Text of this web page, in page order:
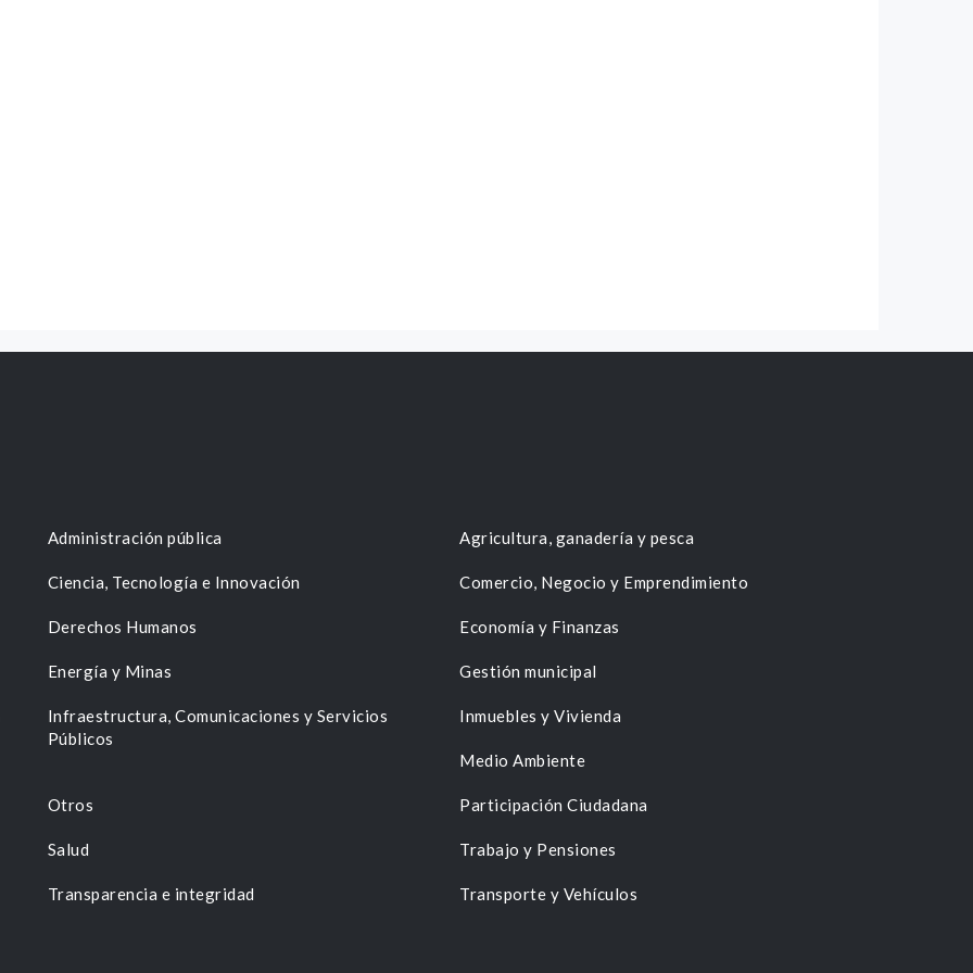
Administración pública Agricultura, ganadería y pesca
Ciencia, Tecnología e Innovación Comercio, Negocio y Emprendimiento
Derechos Humanos Economía y Finanzas
Energía y Minas Gestión municipal
Infraestructura, Comunicaciones y Servicios
Públicos
Inmuebles y Vivienda
Medio Ambiente
Otros Participación Ciudadana
Salud Trabajo y Pensiones
Transparencia e integridad Transporte y Vehículos